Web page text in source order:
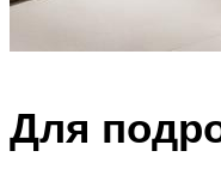
Для